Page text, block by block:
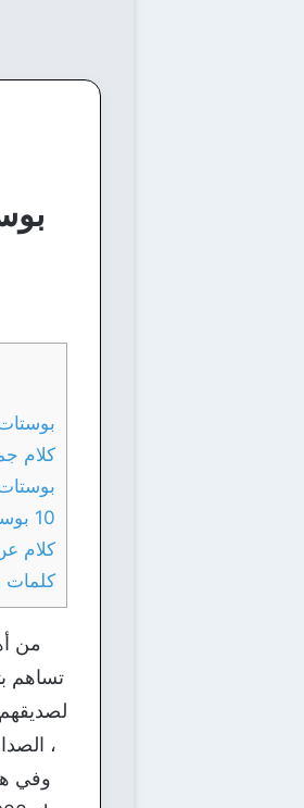
كلام
10 بوستات عن الصحاب 2021:
كلام
كلمات
من
تساهم
،